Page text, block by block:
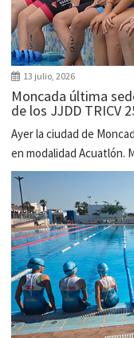
13 julio, 2026
Moncada última
de los JJDD TRICV
Ayer la ciudad de
en modalidad Acuatlón.